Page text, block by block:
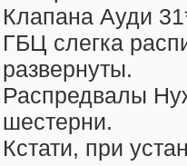
Клапана Ауди
ГБЦ слегка
развернуты.
Распредвалы
шестерни.
Кстати, при